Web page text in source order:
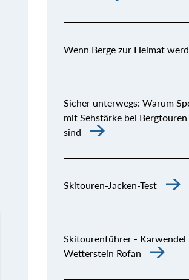
Wenn Berge zur Heimat
Sicher unterwegs: Warum
mit Sehstärke bei
sind
Skitouren-Jacken-Test
Skitourenführer - Karwendel
Wetterstein Rofan